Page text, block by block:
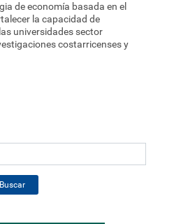
de economía basada en el
la capacidad de
universidades sector
costarricenses y
Buscar